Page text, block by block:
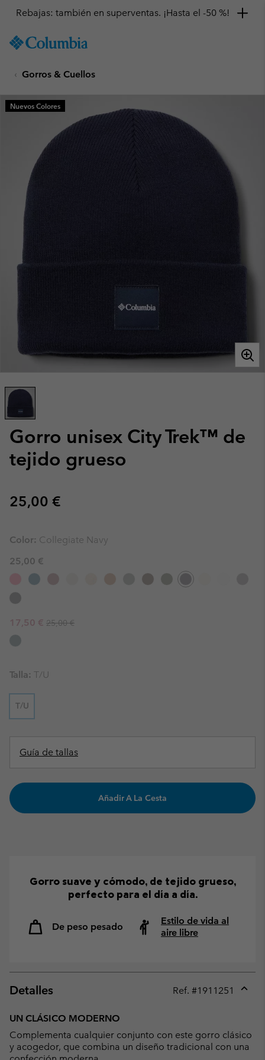
TO
SKIP
MAIN
NAV
SEARCH
Rebajas: también en superventas. ¡Hasta el -50 %!
Gorros & Cuellos
Gorro unisex City Trek™ de
tejido grueso
Regular price:
25,00 €
Nuevos Colores
Color: Collegiate Navy
25,00 €
Sale price:
17,50 € Regular price:
25,00 €
Talla: T/U
T/U
Guía de tallas
Añadir A La Cesta
Gorro suave y cómodo, de tejido grueso,
perfecto para el día a día.
De peso pesado
Estilo de vida al
aire libre
Detalles Ref. #1911251
UN CLÁSICO MODERNO
Complementa cualquier conjunto con este gorro clásico
y acogedor, que combina un diseño tradicional con una